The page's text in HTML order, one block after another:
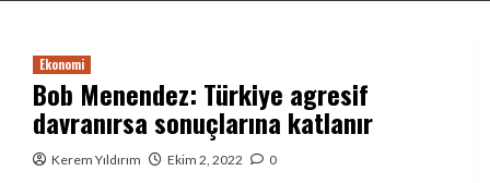
Ekonomi
Bob Menendez: Türkiye agresif
davranırsa sonuçlarına katlanır
Kerem Yıldırım Ekim 2, 2022 0